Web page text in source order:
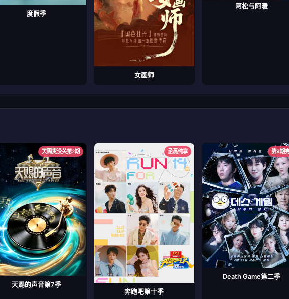
度假季
女画师
阿松与阿暖
天赐麦没关第2期
天赐的声音第7季
丞磊纯享
奔跑吧第十季
第9期
Death Game第二季